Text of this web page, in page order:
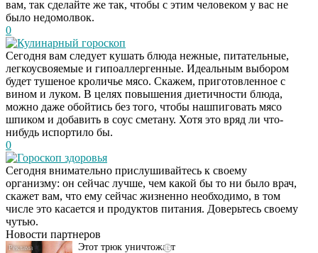
вам, так сделайте же так, чтобы с этим человеком у вас не
было недомолвок.
0
Кулинарный гороскоп
Сегодня вам следует кушать блюда нежные, питательные,
легкоусвояемые и гипоаллергенные. Идеальным выбором
будет тушеное кроличье мясо. Скажем, приготовленное с
вином и луком. В целях повышения диетичности блюда,
можно даже обойтись без того, чтобы нашпиговать мясо
шпиком и добавить в соус сметану. Хотя это вряд ли что-
нибудь испортило бы.
0
Гороскоп здоровья
Сегодня внимательно прислушивайтесь к своему
организму: он сейчас лучше, чем какой бы то ни было врач,
скажет вам, что ему сейчас жизненно необходимо, в том
числе это касается и продуктов питания. Доверьтесь своему
чутью.
Новости партнеров
i
Даже самый
запущенный грибок
исчезнет с корнем,
если перед сном…
i
Этот трюк уничтожает